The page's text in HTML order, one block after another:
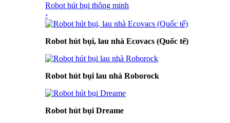
Robot hút bụi thông minh
›
Robot hút bụi, lau nhà Ecovacs (Quốc tế)
Robot hút bụi lau nhà Roborock
Robot hút bụi Dreame